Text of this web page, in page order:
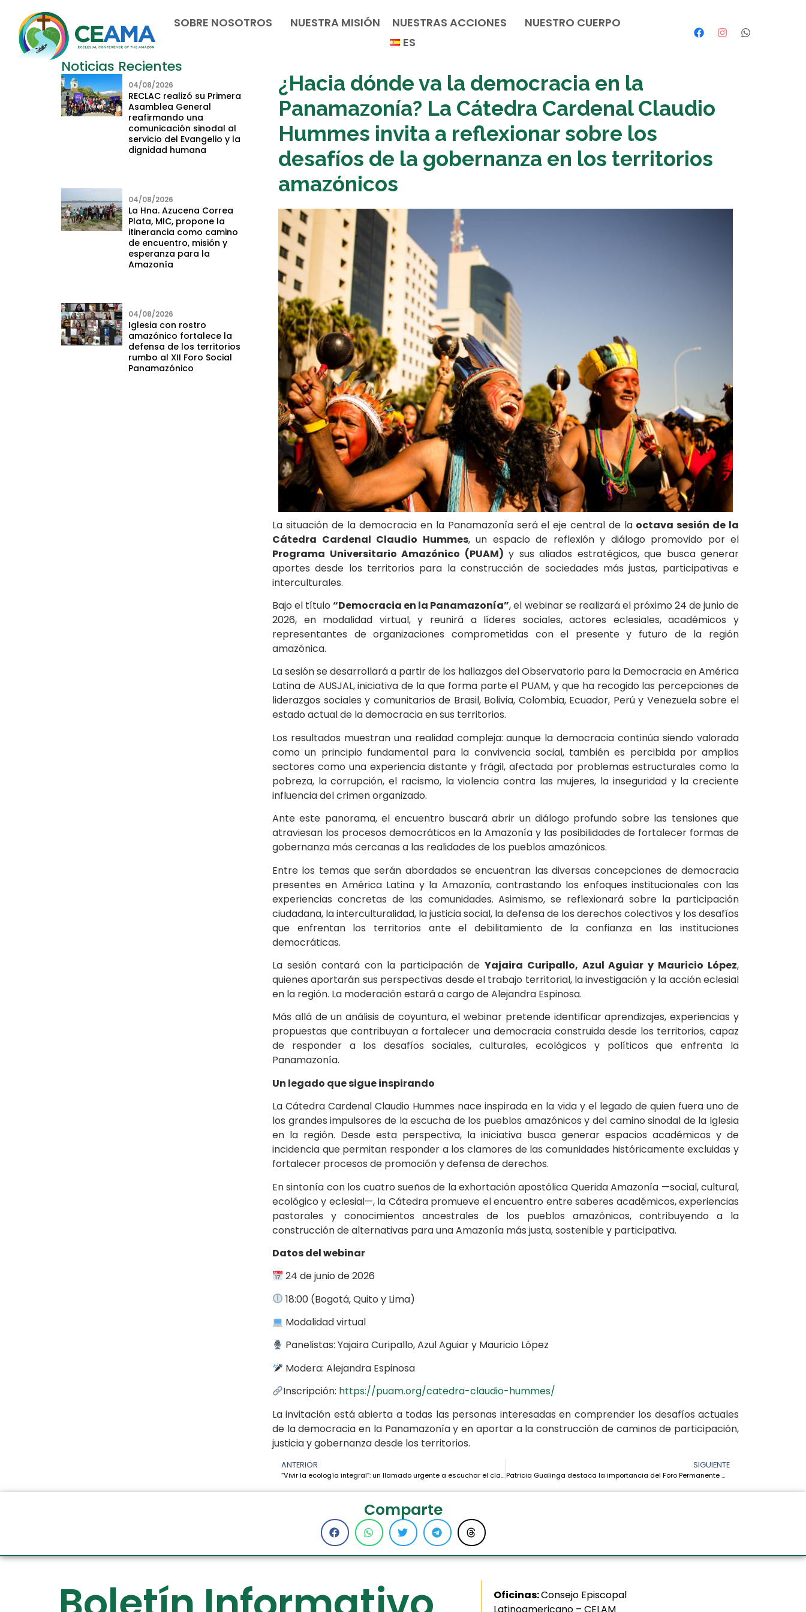
SOBRE NOSOTROS NUESTRA MISIÓN NUESTRAS ACCIONES
NUESTRO CUERPO
ES
Noticias Recientes
04/08/2026
RECLAC realizó su Primera
Asamblea General
reafirmando una
comunicación sinodal al
servicio del Evangelio y la
dignidad humana
04/08/2026
La Hna. Azucena Correa
Plata, MIC, propone la
itinerancia como camino
de encuentro, misión y
esperanza para la
Amazonía
04/08/2026
Iglesia con rostro
amazónico fortalece la
defensa de los territorios
rumbo al XII Foro Social
Panamazónico
¿Hacia dónde va la democracia en la
Panamazonía? La Cátedra Cardenal Claudio
Hummes invita a reflexionar sobre los
desafíos de la gobernanza en los territorios
amazónicos
La situación de la democracia en la Panamazonía será el eje central de la octava sesión de la
Cátedra Cardenal Claudio Hummes, un espacio de reflexión y diálogo promovido por el
Programa Universitario Amazónico (PUAM) y sus aliados estratégicos, que busca generar
aportes desde los territorios para la construcción de sociedades más justas, participativas e
interculturales.
Bajo el título“Democracia en la Panamazonía”, el webinar se realizará el próximo 24 de junio de
2026, en modalidad virtual, y reunirá a líderes sociales, actores eclesiales, académicos y
representantes de organizaciones comprometidas con el presente y futuro de la región
amazónica.
La sesión se desarrollará a partir de los hallazgos del Observatorio para la Democracia en América
Latina de AUSJAL, iniciativa de la que forma parte el PUAM, y que ha recogido las percepciones de
liderazgos sociales y comunitarios de Brasil, Bolivia, Colombia, Ecuador, Perú y Venezuela sobre el
estado actual de la democracia en sus territorios.
Los resultados muestran una realidad compleja: aunque la democracia continúa siendo valorada
como un principio fundamental para la convivencia social, también es percibida por amplios
sectores como una experiencia distante y frágil, afectada por problemas estructurales como la
pobreza, la corrupción, el racismo, la violencia contra las mujeres, la inseguridad y la creciente
influencia del crimen organizado.
Ante este panorama, el encuentro buscará abrir un diálogo profundo sobre las tensiones que
atraviesan los procesos democráticos en la Amazonía y las posibilidades de fortalecer formas de
gobernanza más cercanas a las realidades de los pueblos amazónicos.
Entre los temas que serán abordados se encuentran las diversas concepciones de democracia
presentes en América Latina y la Amazonía, contrastando los enfoques institucionales con las
experiencias concretas de las comunidades. Asimismo, se reflexionará sobre la participación
ciudadana, la interculturalidad, la justicia social, la defensa de los derechos colectivos y los desafíos
que enfrentan los territorios ante el debilitamiento de la confianza en las instituciones
democráticas.
La sesión contará con la participación de Yajaira Curipallo, Azul Aguiar y Mauricio López,
quienes aportarán sus perspectivas desde el trabajo territorial, la investigación y la acción eclesial
en la región. La moderación estará a cargo de Alejandra Espinosa.
Más allá de un análisis de coyuntura, el webinar pretende identificar aprendizajes, experiencias y
propuestas que contribuyan a fortalecer una democracia construida desde los territorios, capaz
de responder a los desafíos sociales, culturales, ecológicos y políticos que enfrenta la
Panamazonía.
Un legado que sigue inspirando
La Cátedra Cardenal Claudio Hummes nace inspirada en la vida y el legado de quien fuera uno de
los grandes impulsores de la escucha de los pueblos amazónicos y del camino sinodal de la Iglesia
en la región. Desde esta perspectiva, la iniciativa busca generar espacios académicos y de
incidencia que permitan responder a los clamores de las comunidades históricamente excluidas y
fortalecer procesos de promoción y defensa de derechos.
En sintonía con los cuatro sueños de la exhortación apostólica Querida Amazonía —social, cultural,
ecológico y eclesial—, la Cátedra promueve el encuentro entre saberes académicos, experiencias
pastorales y conocimientos ancestrales de los pueblos amazónicos, contribuyendo a la
construcción de alternativas para una Amazonía más justa, sostenible y participativa.
Datos del webinar
24 de junio de 2026
18:00 (Bogotá, Quito y Lima)
Modalidad virtual
Panelistas: Yajaira Curipallo, Azul Aguiar y Mauricio López
Modera: Alejandra Espinosa
Inscripción: https://puam.org/catedra-claudio-hummes/
La invitación está abierta a todas las personas interesadas en comprender los desafíos actuales
de la democracia en la Panamazonía y en aportar a la construcción de caminos de participación,
justicia y gobernanza desde los territorios.
ANTERIOR
“Vivir la ecología integral”: un llamado urgente a escuchar el clamor de la Tierra y de los pobres – P. Joel Thompson, SJ
SIGUIENTE
Patricia Gualinga destaca la importancia del Foro Permanente de la ONU para visibilizar las luchas y derechos de los pueblos indígenas
Comparte
Oficinas:Consejo Episcopal